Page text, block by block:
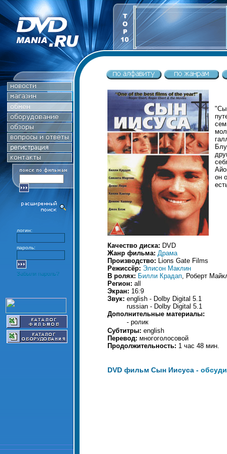
логин:
пароль:
Забыли пароль?
он
Качество диска: DVD
Жанр фильма: Драма
Производство: Lions Gate Films
Режиссёр: Элисон Маклин
В ролях: Билли Крадап, Роберт
Регион: all
Экран: 16:9
Звук: english - Dolby Digital 5.1
russian - Dolby Digital 5.1
Дополнительные материалы:
- ролик
Субтитры: english
Перевод: многоголосовой
Продолжительность: 1 час 48 мин.
DVD фильм Сын Иисуса -